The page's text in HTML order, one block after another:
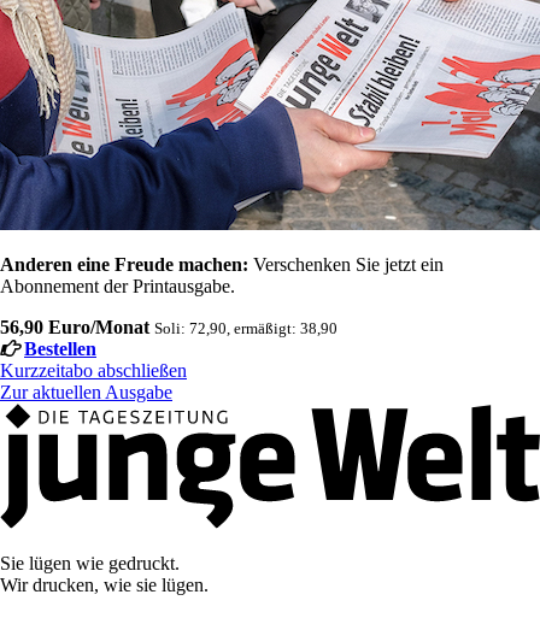
Anderen eine Freude machen: Verschenken Sie jetzt ein
Abonnement der Printausgabe.
56,90 Euro/Monat Soli: 72,90, ermäßigt: 38,90
Bestellen
Kurzzeitabo abschließen
Zur aktuellen Ausgabe
Sie lügen wie gedruckt.
Wir drucken, wie sie lügen.